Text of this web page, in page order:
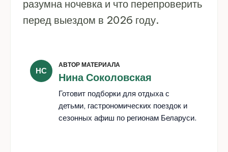
разумна ночевка и что перепроверить
перед выездом в 2026 году.
НС
АВТОР МАТЕРИАЛА
Нина Соколовская
Готовит подборки для отдыха с
детьми, гастрономических поездок и
сезонных афиш по регионам Беларуси.